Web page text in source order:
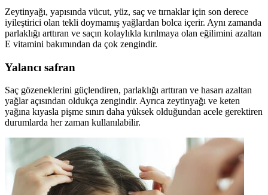
Zeytinyağı, yapısında vücut, yüz, saç ve tırnaklar için son derece
iyileştirici olan tekli doymamış yağlardan bolca içerir. Aynı zamanda
parlaklığı arttıran ve saçın kolaylıkla kırılmaya olan eğilimini azaltan
E vitamini bakımından da çok zengindir.
Yalancı safran
Saç gözeneklerini güçlendiren, parlaklığı arttıran ve hasarı azaltan
yağlar açısından oldukça zengindir. Ayrıca zeytinyağı ve keten
yağına kıyasla pişme sınırı daha yüksek olduğundan acele gerektiren
durumlarda her zaman kullanılabilir.